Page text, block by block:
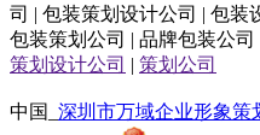
司 | 包装策划设计公司 | 包装
包装策划公司 | 品牌包装公
策划设计公司 | 策划公司
中国_ 深圳市万域企业形象策